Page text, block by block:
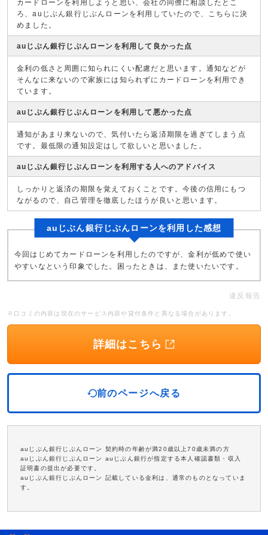
カードローンを利用しようと思い、会社の同僚に相談したとこ
ろ、auじぶん銀行じぶんローンを利用していたので、こちらに決
めました。
auじぶん銀行じぶんローンを利用して良かった点
金利の低さと周囲に知られにくい配慮だと思います。通知などが
そんなに来ないので家族には知られずにカードローンを利用でき
ています。
auじぶん銀行じぶんローンを利用して悪かった点
通知があまり来ないので、気付いたら返済期限を過ぎてしまう点
です。最低限の通知設定はして欲しいと思いました。
auじぶん銀行じぶんローンを利用する人へのアドバイス
しっかりと返済の期限を覚えておくことです。今後の信用にもつ
ながるので、自己管理を徹底したほうが良いと思います。
auじぶん銀行じぶんローンを利用した感想
今回はじめてカードローンを利用したのですが、金利が低めで使い
やすいなという印象でした。困ったときは、また使いたいです。
違反報告
※口コミの内容は現在のサービス内容や貸付条件と異なる場合があります。
詳細はこちら
前のページへ戻る
auじぶん銀行じぶんローン 契約時の年齢が満20歳以上70歳未満の方
auじぶん銀行じぶんローン auじぶん銀行が指定する本人確認書類・収入
証明書の提出が必要です。
auじぶん銀行じぶんローン 記載している金利は、通常のものとなっていま
す。